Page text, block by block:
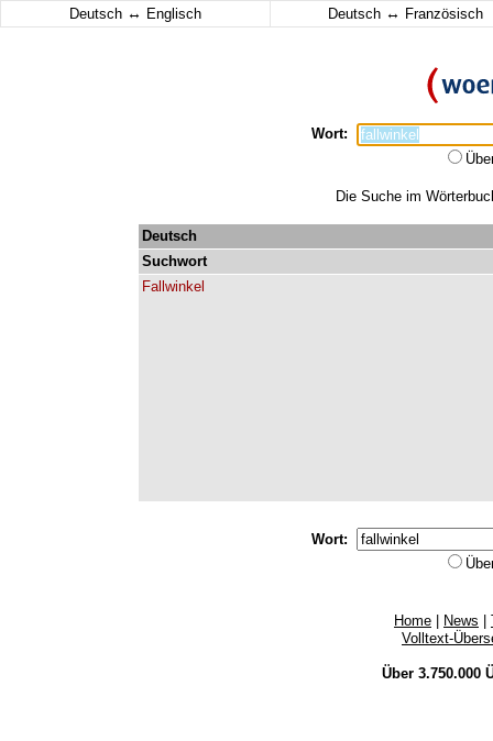
Deutsch ↔ Englisch Deutsch ↔ Französisch
Wort:
Die Suche im
Deutsch
Suchwort
Fallwinkel
Wort:
Home News
Volltext-
Über 3.750.000